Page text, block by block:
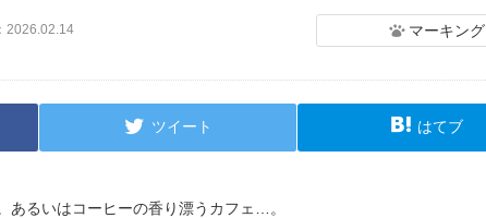
2026.02.14 マーキング
ツイート はてブ
あるいはコーヒーの香り漂うカフェ…。